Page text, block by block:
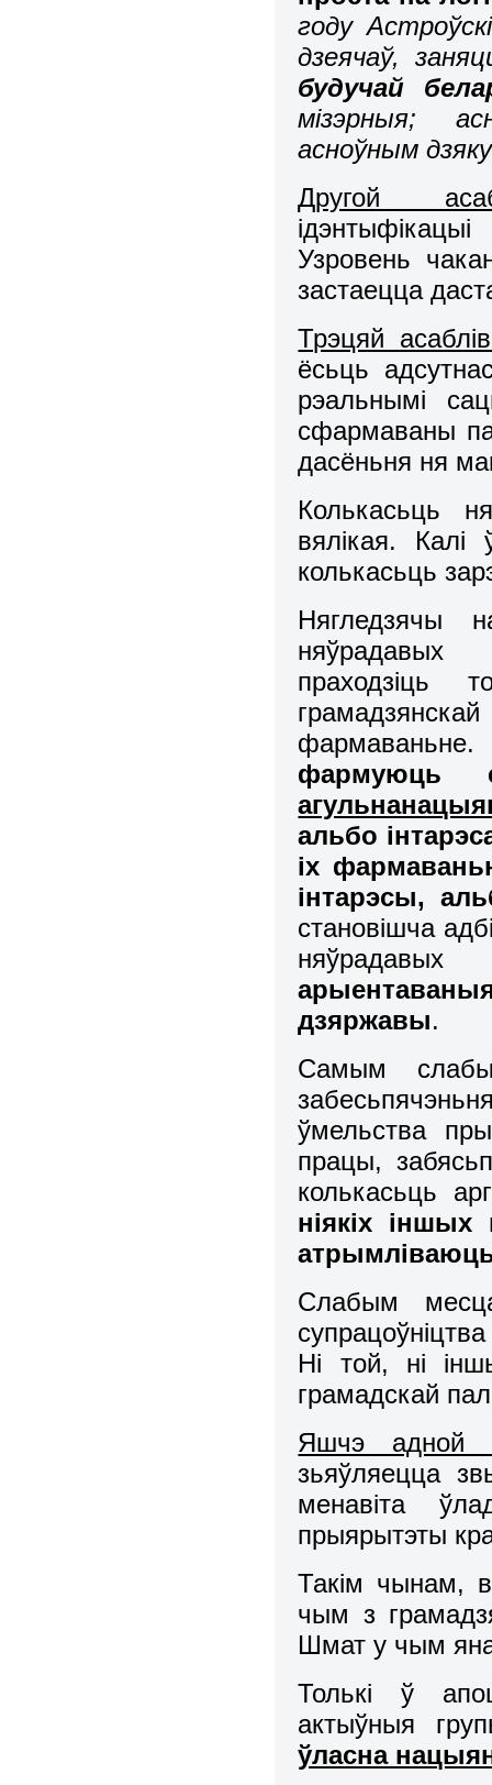
году
дзеячаў,
будучай
мізэрныя;
асноўным
Другой
Узровень
застаецца
Трэцяй
ёсьць
рэальнымі
сфармаваны
дасёньня ня
Колькасьць
вялікая.
колькасьць
Нягледзячы
няўрадавых
праходзіць
альбо
іх
інтарэсы,
становішча
няўрадавых
дзяржавы.
Самым
ўмельства
працы,
колькасьць
ніякіх
Слабым
Ні той, ні
грамадскай
Яшчэ адной
зьяўляецца
менавіта
прыярытэты
Такім чынам,
чым з
Шмат у чым яна
Толькі ў
актыўныя
ўласна